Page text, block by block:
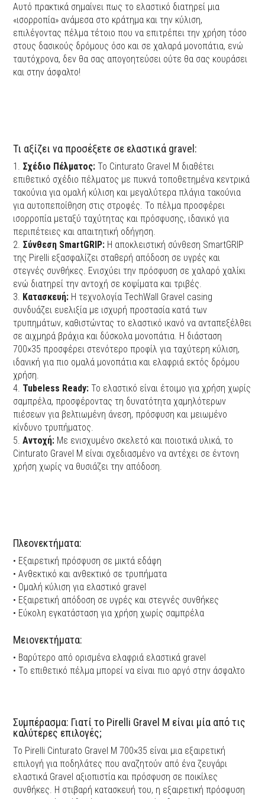
Αυτό πρακτικά σημαίνει πως το ελαστικό διατηρεί μια
«ισορροπία» ανάμεσα στο κράτημα και την κύλιση,
επιλέγοντας πέλμα τέτοιο που να επιτρέπει την χρήση τόσο
στους δασικούς δρόμους όσο και σε χαλαρά μονοπάτια, ενώ
ταυτόχρονα, δεν θα σας απογοητεύσει ούτε θα σας κουράσει
και στην άσφαλτο!
Τι αξίζει να προσέξετε σε ελαστικά gravel:
1. Σχέδιο Πέλματος: Το Cinturato Gravel M διαθέτει
επιθετικό σχέδιο πέλματος με πυκνά τοποθετημένα κεντρικά
τακούνια για ομαλή κύλιση και μεγαλύτερα πλάγια τακούνια
για αυτοπεποίθηση στις στροφές. Το πέλμα προσφέρει
ισορροπία μεταξύ ταχύτητας και πρόσφυσης, ιδανικό για
περιπέτειες και απαιτητική οδήγηση.
2. Σύνθεση SmartGRIP: Η αποκλειστική σύνθεση SmartGRIP
της Pirelli εξασφαλίζει σταθερή απόδοση σε υγρές και
στεγνές συνθήκες. Ενισχύει την πρόσφυση σε χαλαρό χαλίκι
ενώ διατηρεί την αντοχή σε κοψίματα και τριβές.
3. Κατασκευή: Η τεχνολογία TechWall Gravel casing
συνδυάζει ευελιξία με ισχυρή προστασία κατά των
τρυπημάτων, καθιστώντας το ελαστικό ικανό να ανταπεξέλθει
σε αιχμηρά βράχια και δύσκολα μονοπάτια. Η διάσταση
700×35 προσφέρει στενότερο προφίλ για ταχύτερη κύλιση,
ιδανική για πιο ομαλά μονοπάτια και ελαφριά εκτός δρόμου
χρήση.
4. Tubeless Ready: Το ελαστικό είναι έτοιμο για χρήση χωρίς
σαμπρέλα, προσφέροντας τη δυνατότητα χαμηλότερων
πιέσεων για βελτιωμένη άνεση, πρόσφυση και μειωμένο
κίνδυνο τρυπήματος.
5.Αντοχή: Με ενισχυμένο σκελετό και ποιοτικά υλικά, το
Cinturato Gravel M είναι σχεδιασμένο να αντέχει σε έντονη
χρήση χωρίς να θυσιάζει την απόδοση.
Πλεονεκτήματα:
• Εξαιρετική πρόσφυση σε μικτά εδάφη
• Ανθεκτικό και ανθεκτικό σε τρυπήματα
• Ομαλή κύλιση για ελαστικό gravel
• Εξαιρετική απόδοση σε υγρές και στεγνές συνθήκες
• Εύκολη εγκατάσταση για χρήση χωρίς σαμπρέλα
Μειονεκτήματα:
• Βαρύτερο από ορισμένα ελαφριά ελαστικά gravel
• Το επιθετικό πέλμα μπορεί να είναι πιο αργό στην άσφαλτο
Συμπέρασμα: Γιατί το Pirelli Gravel M είναι μία από τις
καλύτερες επιλογές;
Το Pirelli Cinturato Gravel M 700×35 είναι μια εξαιρετική
επιλογή για ποδηλάτες που αναζητούν από ένα ζευγάρι
ελαστικά Gravel αξιοπιστία και πρόσφυση σε ποικίλες
συνθήκες. Η στιβαρή κατασκευή του, η εξαιρετική πρόσφυση